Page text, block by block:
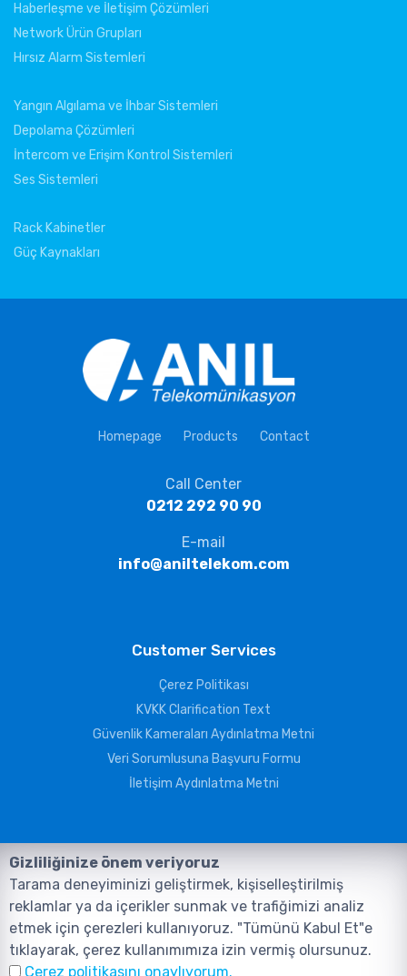
Haberleşme ve İletişim Çözümleri
Network Ürün Grupları
Hırsız Alarm Sistemleri
Yangın Algılama ve İhbar Sistemleri
Depolama Çözümleri
İntercom ve Erişim Kontrol Sistemleri
Ses Sistemleri
Rack Kabinetler
Güç Kaynakları
Homepage Products Contact
Call Center
0212 292 90 90
E-mail
info@aniltelekom.com
Customer Services
Çerez Politikası
KVKK Clarification Text
Güvenlik Kameraları Aydınlatma Metni
Veri Sorumlusuna Başvuru Formu
İletişim Aydınlatma Metni
©2026, Tüm Hakları ANIL TELEKOMÜNİKASYON GÜVENLİK VE BİLİŞİM
Gizliliğinize önem veriyoruz
Tarama deneyiminizi geliştirmek, kişiselleştirilmiş
reklamlar ya da içerikler sunmak ve trafiğimizi analiz
etmek için çerezleri kullanıyoruz. "Tümünü Kabul Et"e
tıklayarak, çerez kullanımımıza izin vermiş olursunuz.
Çerez politikasını onaylıyorum.